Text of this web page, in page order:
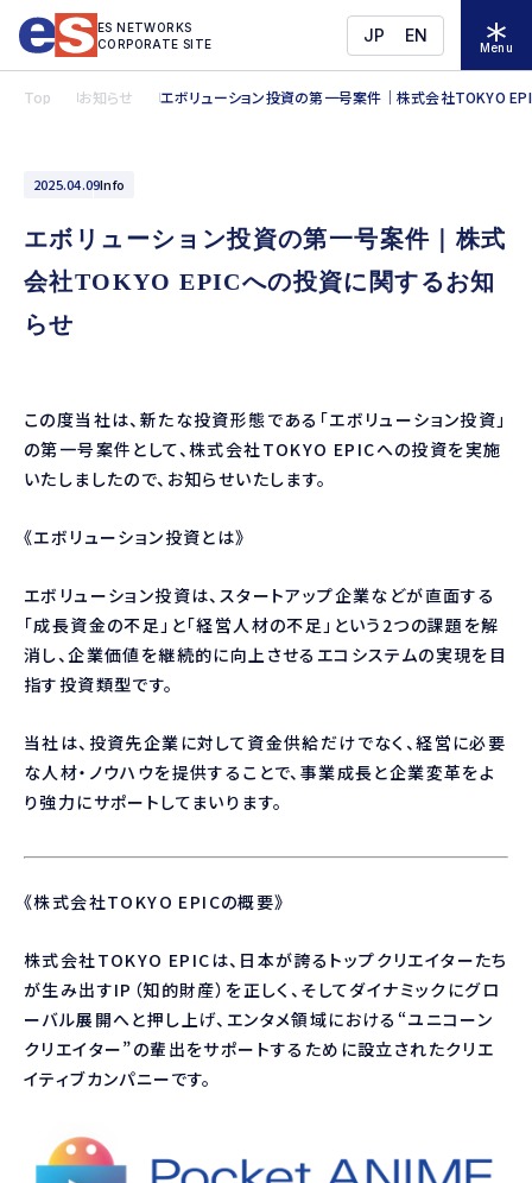
ES NETWORKS
CORPORATE SITE
JP EN
Menu
Top お知らせ エボリューション投資の第一号案件｜株式会社TOKYO
2025.04.09Info
エボリューション投資の第一号案件｜株式
会社TOKYO EPICへの投資に関するお知
らせ
この度当社は、新たな投資形態である「エボリューション投資」
の第一号案件として、株式会社TOKYO EPICへの投資を実施
いたしましたので、お知らせいたします。
《エボリューション投資とは》
エボリューション投資は、スタートアップ企業などが直面する
「成長資金の不足」と「経営人材の不足」という2つの課題を解
消し、企業価値を継続的に向上させるエコシステムの実現を目
指す投資類型です。
当社は、投資先企業に対して資金供給だけでなく、経営に必要
な人材・ノウハウを提供することで、事業成長と企業変革をよ
り強力にサポートしてまいります。
《株式会社TOKYO EPICの概要》
株式会社TOKYO EPICは、日本が誇るトップクリエイターたち
が生み出すIP（知的財産）を正しく、そしてダイナミックにグロ
ーバル展開へと押し上げ、エンタメ領域における“ユニコーン
クリエイター”の輩出をサポートするために設立されたクリエ
イティブカンパニーです。